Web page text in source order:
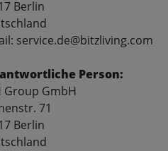
Berlin
service.de@bitzliving.com
Person:
Group GmbH
71
Berlin